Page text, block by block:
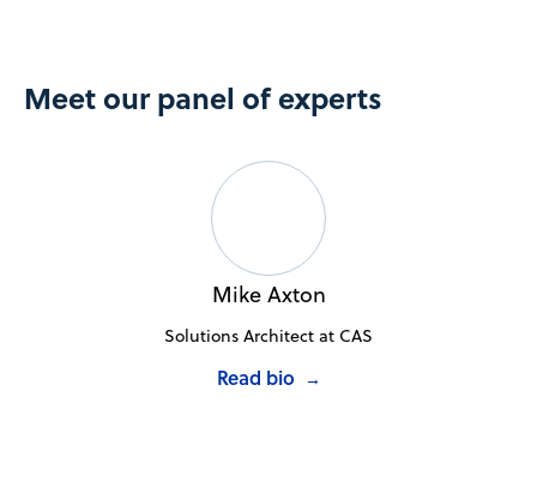
Meet our panel of experts
Mike Axton
Solutions Architect at CAS
Read bio →